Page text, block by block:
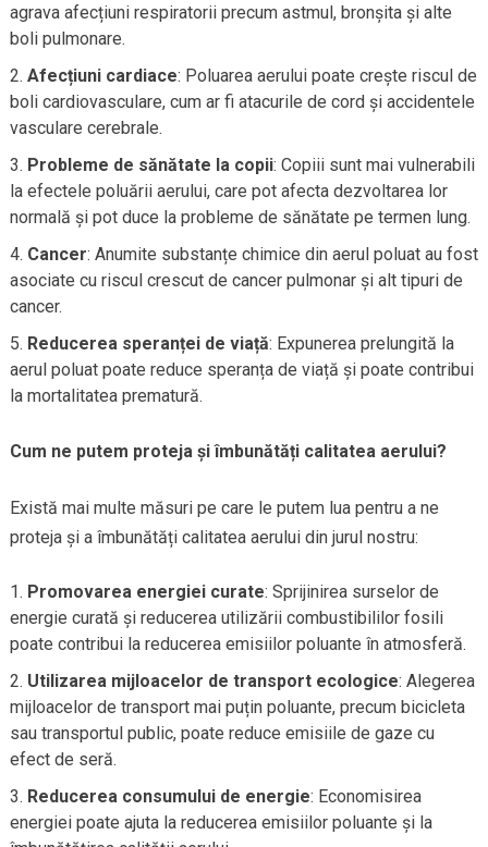
agrava afecțiuni respiratorii precum astmul, bronșita și alte
boli pulmonare.
Afecțiuni cardiace: Poluarea aerului poate crește riscul de
boli cardiovasculare, cum ar fi atacurile de cord și accidentele
vasculare cerebrale.
Probleme de sănătate la copii: Copiii sunt mai vulnerabili
la efectele poluării aerului, care pot afecta dezvoltarea lor
normală și pot duce la probleme de sănătate pe termen lung.
Cancer: Anumite substanțe chimice din aerul poluat au fost
asociate cu riscul crescut de cancer pulmonar și alt tipuri de
cancer.
Reducerea speranței de viață: Expunerea prelungită la
aerul poluat poate reduce speranța de viață și poate contribui
la mortalitatea prematură.
Cum ne putem proteja și îmbunătăți calitatea aerului?
Există mai multe măsuri pe care le putem lua pentru a ne
proteja și a îmbunătăți calitatea aerului din jurul nostru:
Promovarea energiei curate: Sprijinirea surselor de
energie curată și reducerea utilizării combustibililor fosili
poate contribui la reducerea emisiilor poluante în atmosferă.
Utilizarea mijloacelor de transport ecologice: Alegerea
mijloacelor de transport mai puțin poluante, precum bicicleta
sau transportul public, poate reduce emisiile de gaze cu
efect de seră.
Reducerea consumului de energie: Economisirea
energiei poate ajuta la reducerea emisiilor poluante și la